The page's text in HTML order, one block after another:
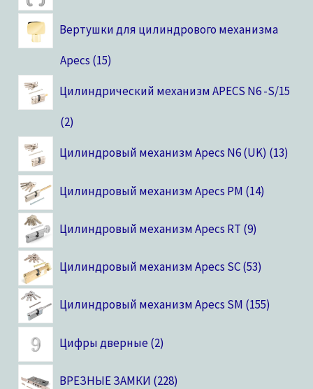
Вертушки для цилиндрового механизма
Apecs 15
Цилиндрический механизм APECS N6 -S/15
2
Цилиндровый механизм Apecs N6 (UK) 13
Цилиндровый механизм Apecs PM 14
Цилиндровый механизм Apecs RT 9
Цилиндровый механизм Apecs SC 53
Цилиндровый механизм Apecs SM 155
Цифры дверные 2
ВРЕЗНЫЕ ЗАМКИ 228